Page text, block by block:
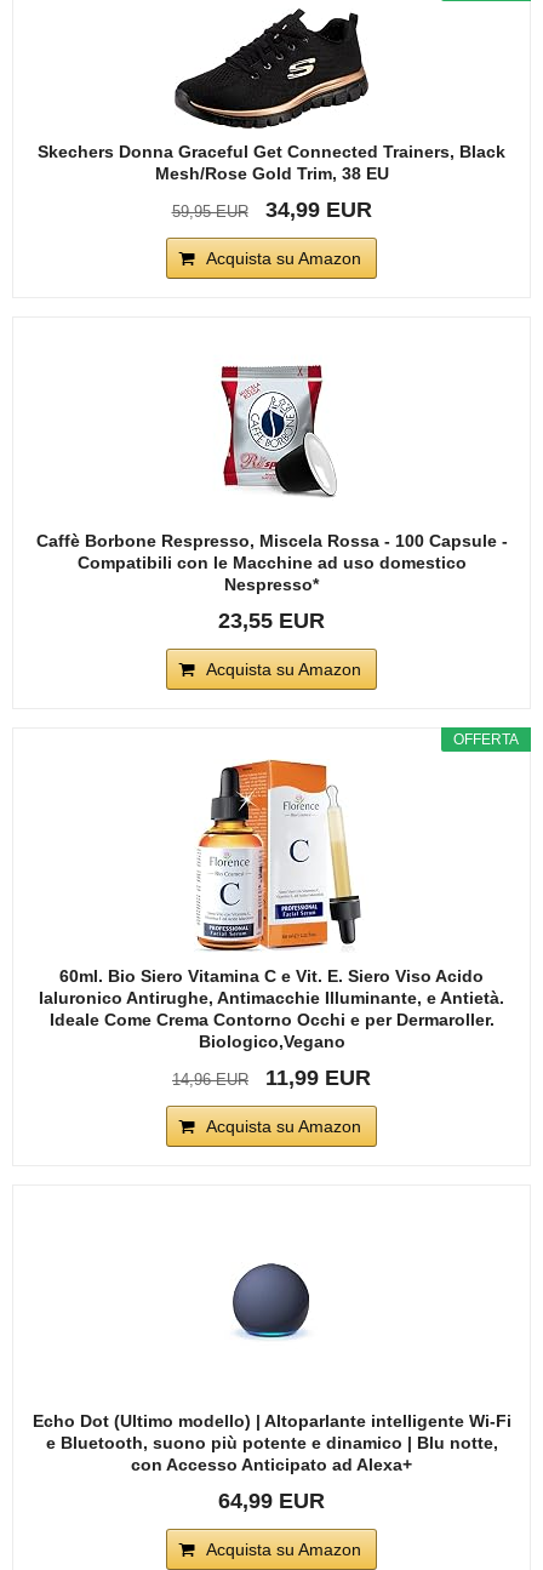
Skechers Donna Graceful Get Connected Trainers, Black
Mesh/Rose Gold Trim, 38 EU
59,95 EUR 34,99 EUR
Acquista su Amazon
Caffè Borbone Respresso, Miscela Rossa - 100 Capsule -
Compatibili con le Macchine ad uso domestico
Nespresso*
23,55 EUR
Acquista su Amazon
OFFERTA
60ml. Bio Siero Vitamina C e Vit. E. Siero Viso Acido
Ialuronico Antirughe, Antimacchie Illuminante, e Antietà.
Ideale Come Crema Contorno Occhi e per Dermaroller.
Biologico,Vegano
14,96 EUR 11,99 EUR
Acquista su Amazon
Echo Dot (Ultimo modello) | Altoparlante intelligente Wi-Fi
e Bluetooth, suono più potente e dinamico | Blu notte,
con Accesso Anticipato ad Alexa+
64,99 EUR
Acquista su Amazon